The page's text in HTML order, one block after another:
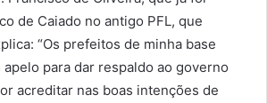
de Caiado no antigo PFL, que
“Os prefeitos de minha base
para dar respaldo ao governo
acreditar nas boas intenções de